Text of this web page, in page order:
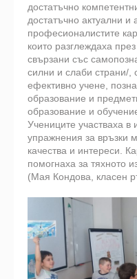
достатъчно
достатъчно актуални и
професионалистите
които разглеждаха
свързани със
силни и слаби страни/,
ефективно учене,
образование и
образование и
Учениците участваха в
упражнения за връзки
качества и интереси.
помогнаха за тяхното
(Мая Кондова, класен